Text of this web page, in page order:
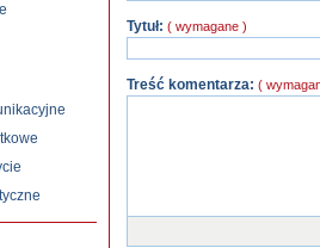
Tytuł: ( wymagane )
Treść komentarza: (